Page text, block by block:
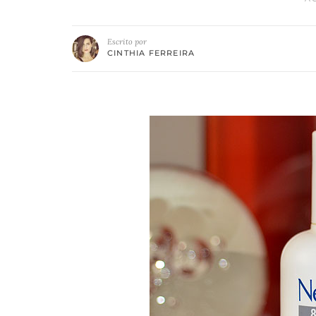
Escrito por
CINTHIA FERREIRA